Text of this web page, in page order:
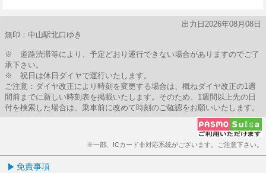
出力日2026年08月08日
無印：中山駅北口ゆき
※ 道路渋滞等により、予定どおり運行できない場合がありますのでご了
承下さい。
※ 祝日は休日ダイヤで運行いたします。
ご注意：ダイヤ改正により時刻を変更する場合は、概ねダイヤ改正の1週
間前までに新しい時刻表を掲載いたします。そのため、1週間以上先の日
付を検索した場合は、乗車前に改めて時刻のご確認をお願いいたします。
※一部、ICカード非対応系統がございます。ご注意下さい。
免責事項